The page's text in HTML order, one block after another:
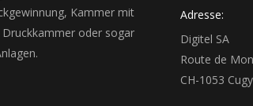
Kammer mit
oder sogar
Adresse:
Digitel SA
Route de
CH-1053